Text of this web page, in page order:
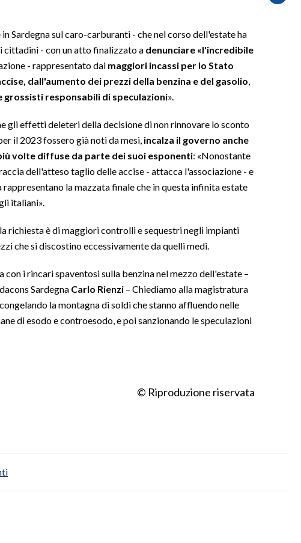
Sardegna sul caro-carburanti - che nel corso dell'estate ha
- con un atto finalizzato a denunciare «l'incredibile
- rappresentato dai maggiori incassi per lo Stato
dall'aumento dei prezzi della benzina e del gasolio,
grossisti responsabili di speculazioni».
gli effetti deleteri della decisione di non rinnovare lo sconto
il 2023 fossero già noti da mesi, incalza il governo anche
volte diffuse da parte dei suoi esponenti: «Nonostante
dell'atteso taglio delle accise - attacca l'associazione - e
la mazzata finale che in questa infinita estate
italiani».
richiesta è di maggiori controlli e sequestri negli impianti
che si discostino eccessivamente da quelli medi.
con i rincari spaventosi sulla benzina nel mezzo dell'estate –
Sardegna Carlo Rienzi – Chiediamo alla magistratura
la montagna di soldi che stanno affluendo nelle
di esodo e controesodo, e poi sanzionando le speculazioni
© Riproduzione riservata